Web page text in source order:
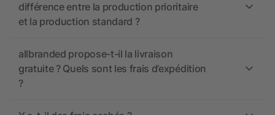
différence entre la production prioritaire
et la production standard ?
allbranded propose-t-il la livraison
gratuite ? Quels sont les frais d’expédition
?